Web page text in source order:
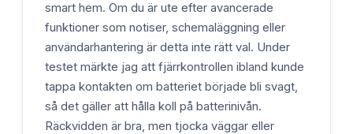
smart hem. Om du är ute efter avancerade
funktioner som notiser, schemaläggning eller
användarhantering är detta inte rätt val. Under
testet märkte jag att fjärrkontrollen ibland kunde
tappa kontakten om batteriet började bli svagt,
så det gäller att hålla koll på batterinivån.
Räckvidden är bra, men tjocka väggar eller